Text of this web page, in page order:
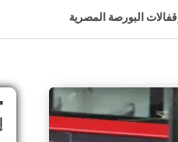
إقفالات البورصة المصرية